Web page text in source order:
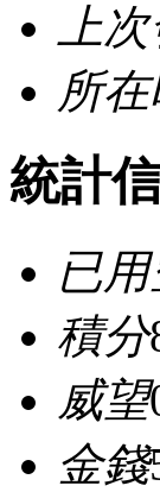
上
所
統計
已
積分
威望
金錢